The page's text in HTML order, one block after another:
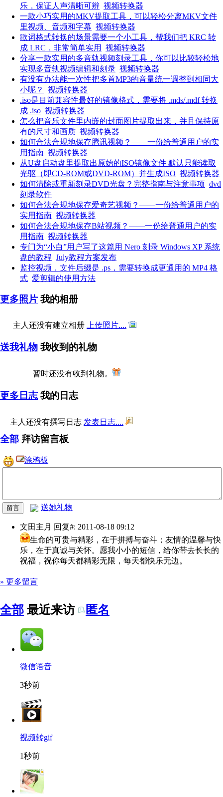
乐，保证人声清晰可辨 视频转换器
一款小巧实用的MKV提取工具，可以轻松分离MKV文件
里视频、音频和字幕 视频转换器
歌词格式转换的场景需要一个小工具，帮我们把 KRC 转
成 LRC，非常简单实用
视频转换器
分享一款实用的多音轨视频刻录工具，你可以比较轻松地
实现多音轨视频编辑和刻录 视频转换器
有没有办法能一次性把多首MP3的音量统一调整到相同大
小呢？
视频转换器
.iso是目前兼容性最好的镜像格式，需要将 .mds/.mdf 转换
成 .iso 视频转换器
怎么把音乐文件里内嵌的封面图片提取出来，并且保持原
有的尺寸和画质 视频转换器
如何合法合规地保存腾讯视频？——一份给普通用户的实
用指南 视频转换器
从U盘启动盘里提取出原始的ISO镜像文件 默认只能读取
光驱（即CD-ROM或DVD-ROM）并生成ISO 视频转换器
如何清除或重新刻录DVD光盘？完整指南与注意事项 dvd
刻录软件
如何合法合规地保存爱奇艺视频？——一份给普通用户的
实用指南 视频转换器
如何合法合规地保存B站视频？——一份给普通用户的实
用指南 视频转换器
专门为“小白”用户写了这篇用 Nero 刻录 Windows XP 系统
盘的教程 July教程方案发布
监控视频，文件后缀是 .ps，需要转换成更通用的 MP4 格
式 爱剪辑的使用方法
更多照片 我的相册
主人还没有建立相册 上传照片....
送我礼物 我收到的礼物
暂时还没有收到礼物。
更多日志 我的日志
主人还没有撰写日志 发表日志....
全部 拜访留言板
涂鸦板
送她礼物
文田主月 回复#: 2011-08-18 09:12
生命的可贵与精彩，在于拼搏与奋斗；友情的温馨与快
乐，在于真诚与关怀。愿我小小的短信，给你带去长长的
祝福，祝你每天都精彩无限，每天都快乐无边。
» 更多留言
全部 最近来访 匿名
微信语音
3秒前
视频转gif
1秒前